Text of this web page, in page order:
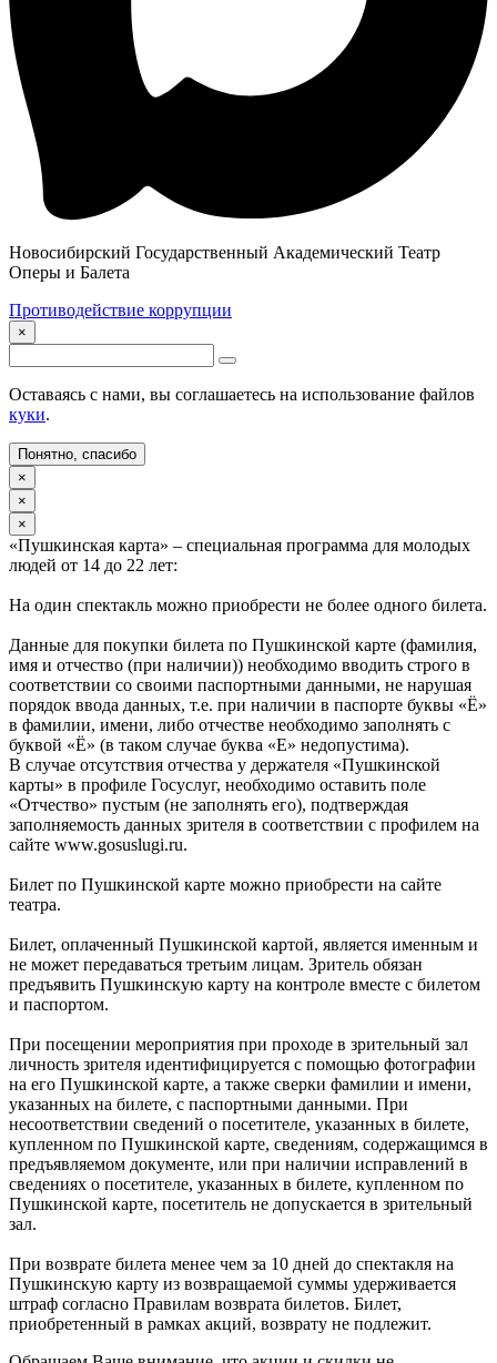
Новосибирский Государственный Академический Театр
Оперы и Балета
Противодействие коррупции
×
Оставаясь с нами, вы соглашаетесь на использование файлов
куки.
Понятно, спасибо
×
×
×
«Пушкинская карта» – специальная программа для молодых
людей от 14 до 22 лет:
На один спектакль можно приобрести не более одного билета.
Данные для покупки билета по Пушкинской карте (фамилия,
имя и отчество (при наличии)) необходимо вводить строго в
соответствии со своими паспортными данными, не нарушая
порядок ввода данных, т.е. при наличии в паспорте буквы «Ё»
в фамилии, имени, либо отчестве необходимо заполнять с
буквой «Ё» (в таком случае буква «Е» недопустима).
В случае отсутствия отчества у держателя «Пушкинской
карты» в профиле Госуслуг, необходимо оставить поле
«Отчество» пустым (не заполнять его), подтверждая
заполняемость данных зрителя в соответствии с профилем на
сайте www.gosuslugi.ru.
Билет по Пушкинской карте можно приобрести на сайте
театра.
Билет, оплаченный Пушкинской картой, является именным и
не может передаваться третьим лицам. Зритель обязан
предъявить Пушкинскую карту на контроле вместе с билетом
и паспортом.
При посещении мероприятия при проходе в зрительный зал
личность зрителя идентифицируется с помощью фотографии
на его Пушкинской карте, а также сверки фамилии и имени,
указанных на билете, с паспортными данными. При
несоответствии сведений о посетителе, указанных в билете,
купленном по Пушкинской карте, сведениям, содержащимся в
предъявляемом документе, или при наличии исправлений в
сведениях о посетителе, указанных в билете, купленном по
Пушкинской карте, посетитель не допускается в зрительный
зал.
При возврате билета менее чем за 10 дней до спектакля на
Пушкинскую карту из возвращаемой суммы удерживается
штраф согласно Правилам возврата билетов. Билет,
приобретенный в рамках акций, возврату не подлежит.